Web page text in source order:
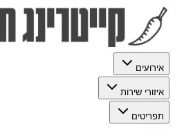
אירועים
איזורי שירות
תפריטים